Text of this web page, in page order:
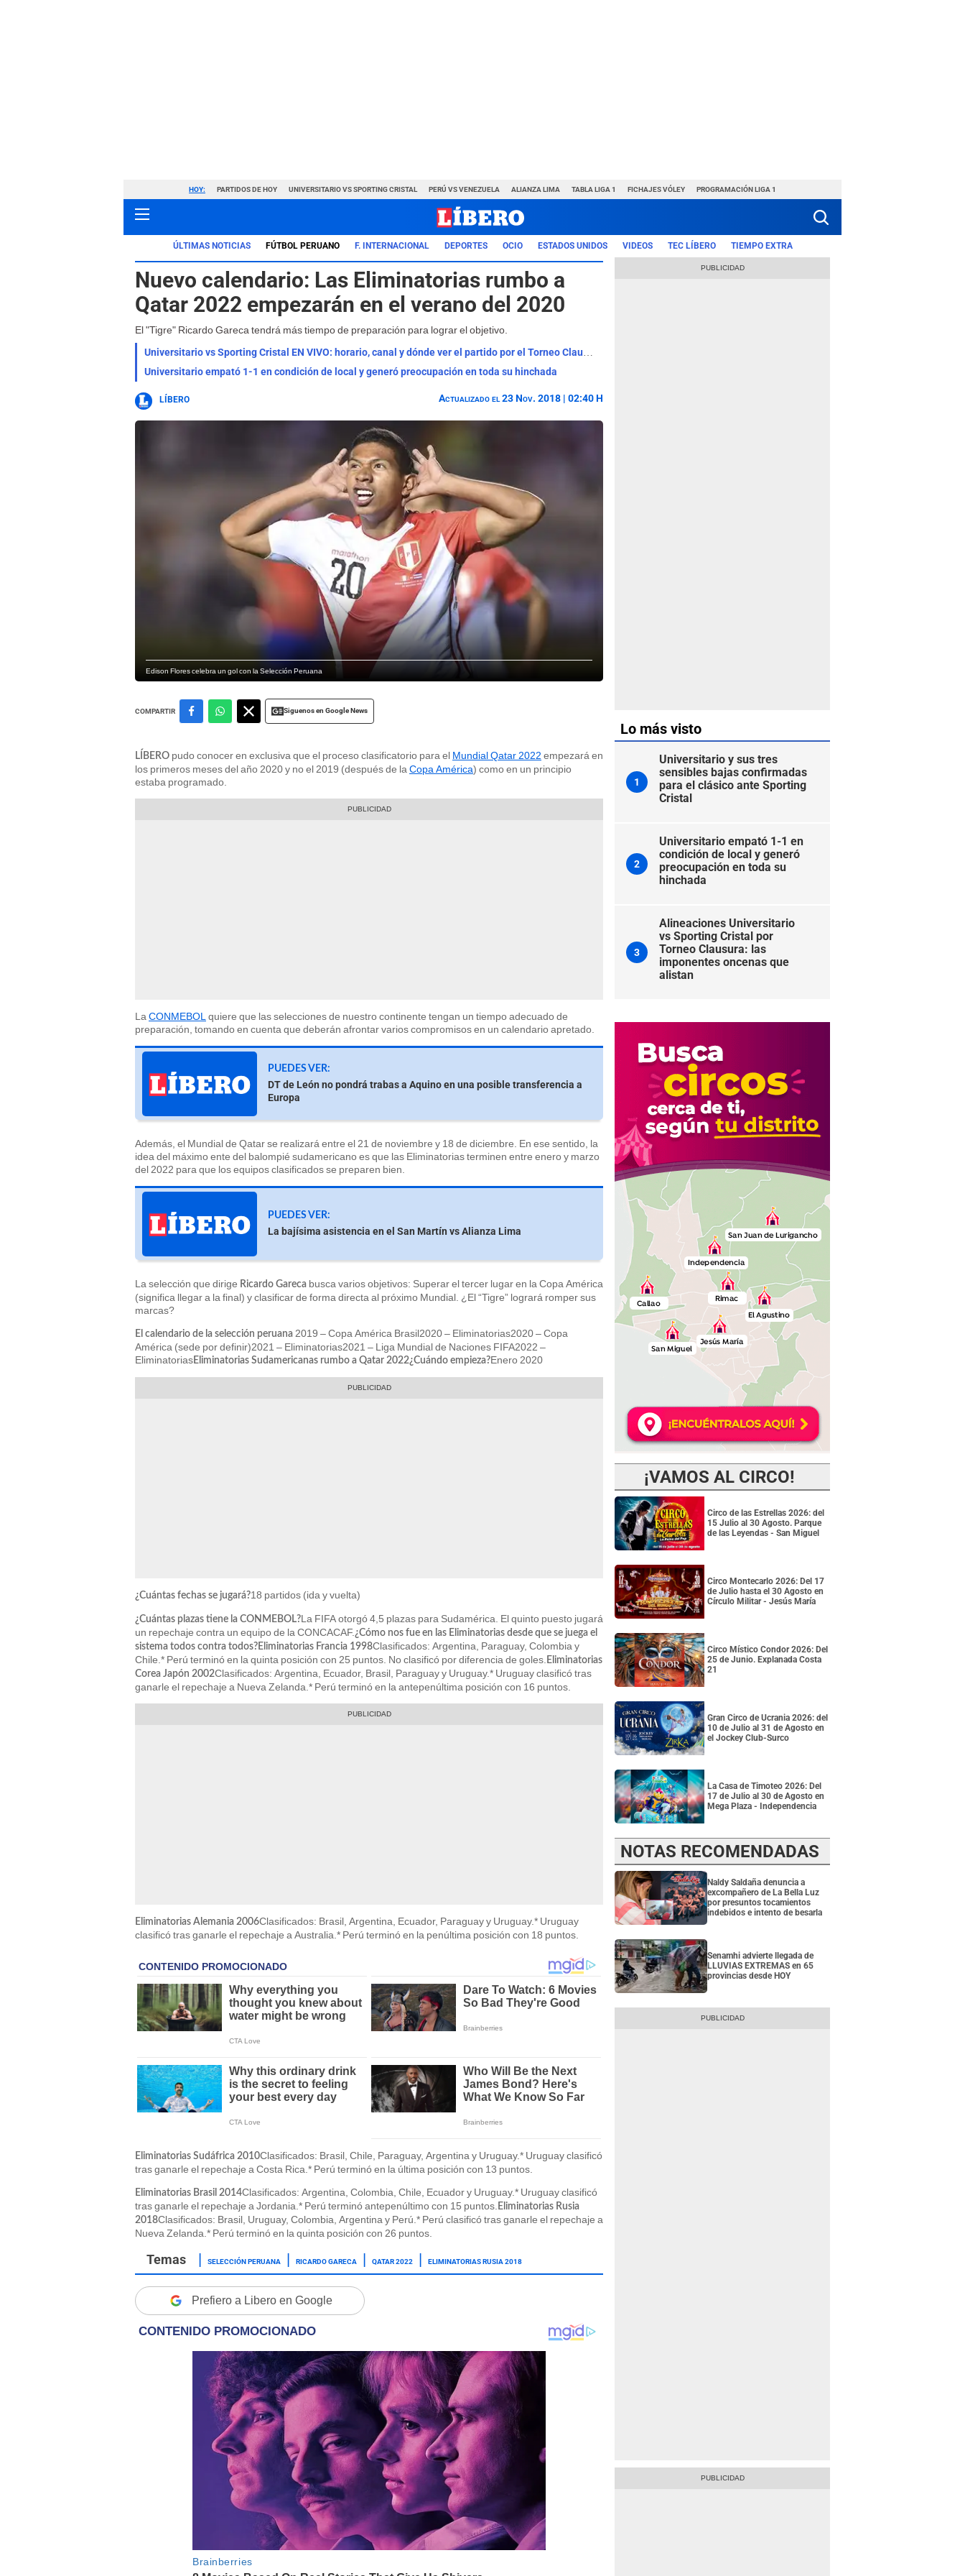
HOY: PARTIDOS DE HOY UNIVERSITARIO VS SPORTING CRISTAL PERÚ VS VENEZUELA ALIANZA LIMA TABLA LIGA 1 FICHAJES VÓLEY PROGRAMACIÓN LIGA 1
ÚLTIMAS NOTICIAS FÚTBOL PERUANO F. INTERNACIONAL DEPORTES OCIO ESTADOS UNIDOS VIDEOS TEC LÍBERO TIEMPO EXTRA
Nuevo calendario: Las Eliminatorias rumbo a
Qatar 2022 empezarán en el verano del 2020
El "Tigre" Ricardo Gareca tendrá más tiempo de preparación para lograr el objetivo.
Universitario vs Sporting Cristal EN VIVO: horario, canal y dónde ver el partido por el Torneo Clausura
Universitario empató 1-1 en condición de local y generó preocupación en toda su hinchada
LÍBERO Actualizado el 23 Nov. 2018 | 02:40 H
Edison Flores celebra un gol con la Selección Peruana
COMPARTIR Siguenos en Google News
LÍBERO pudo conocer en exclusiva que el proceso clasificatorio para el Mundial Qatar 2022 empezará en
los primeros meses del año 2020 y no el 2019 (después de la Copa América) como en un principio
estaba programado.
La CONMEBOL quiere que las selecciones de nuestro continente tengan un tiempo adecuado de
preparación, tomando en cuenta que deberán afrontar varios compromisos en un calendario apretado.
PUEDES VER:
DT de León no pondrá trabas a Aquino en una posible transferencia a
Europa
Además, el Mundial de Qatar se realizará entre el 21 de noviembre y 18 de diciembre. En ese sentido, la
idea del máximo ente del balompié sudamericano es que las Eliminatorias terminen entre enero y marzo
del 2022 para que los equipos clasificados se preparen bien.
PUEDES VER:
La bajísima asistencia en el San Martín vs Alianza Lima
La selección que dirige Ricardo Gareca busca varios objetivos: Superar el tercer lugar en la Copa América
(significa llegar a la final) y clasificar de forma directa al próximo Mundial. ¿El “Tigre” logrará romper sus
marcas?
El calendario de la selección peruana 2019 – Copa América Brasil2020 – Eliminatorias2020 – Copa
América (sede por definir)2021 – Eliminatorias2021 – Liga Mundial de Naciones FIFA2022 –
Eliminatorias Eliminatorias Sudamericanas rumbo a Qatar 2022¿Cuándo empieza?Enero 2020
¿Cuántas fechas se jugará?18 partidos (ida y vuelta)
¿Cuántas plazas tiene la CONMEBOL?La FIFA otorgó 4,5 plazas para Sudamérica. El quinto puesto jugará
un repechaje contra un equipo de la CONCACAF. ¿Cómo nos fue en las Eliminatorias desde que se juega el
sistema todos contra todos?Eliminatorias Francia 1998Clasificados: Argentina, Paraguay, Colombia y
Chile.* Perú terminó en la quinta posición con 25 puntos. No clasificó por diferencia de goles. Eliminatorias
Corea Japón 2002Clasificados: Argentina, Ecuador, Brasil, Paraguay y Uruguay.* Uruguay clasificó tras
ganarle el repechaje a Nueva Zelanda.* Perú terminó en la antepenúltima posición con 16 puntos.
Eliminatorias Alemania 2006Clasificados: Brasil, Argentina, Ecuador, Paraguay y Uruguay.* Uruguay
clasificó tras ganarle el repechaje a Australia.* Perú terminó en la penúltima posición con 18 puntos.
Eliminatorias Sudáfrica 2010Clasificados: Brasil, Chile, Paraguay, Argentina y Uruguay.* Uruguay clasificó
tras ganarle el repechaje a Costa Rica.* Perú terminó en la última posición con 13 puntos.
Eliminatorias Brasil 2014Clasificados: Argentina, Colombia, Chile, Ecuador y Uruguay.* Uruguay clasificó
tras ganarle el repechaje a Jordania.* Perú terminó antepenúltimo con 15 puntos. Eliminatorias Rusia
2018Clasificados: Brasil, Uruguay, Colombia, Argentina y Perú.* Perú clasificó tras ganarle el repechaje a
Nueva Zelanda.* Perú terminó en la quinta posición con 26 puntos.
SELECCIÓN PERUANA RICARDO GARECA QATAR 2022 ELIMINATORIAS RUSIA 2018
Prefiero a Libero en Google
Lo más visto
1
Universitario y sus tres
sensibles bajas confirmadas
para el clásico ante Sporting
Cristal
2
Universitario empató 1-1 en
condición de local y generó
preocupación en toda su
hinchada
3
Alineaciones Universitario
vs Sporting Cristal por
Torneo Clausura: las
imponentes oncenas que
alistan
¡VAMOS AL CIRCO!
Circo de las Estrellas 2026: del
15 Julio al 30 Agosto. Parque
de las Leyendas - San Miguel
Circo Montecarlo 2026: Del 17
de Julio hasta el 30 Agosto en
Círculo Militar - Jesús María
Circo Místico Condor 2026: Del
25 de Junio. Explanada Costa
21
Gran Circo de Ucrania 2026: del
10 de Julio al 31 de Agosto en
el Jockey Club-Surco
La Casa de Timoteo 2026: Del
17 de Julio al 30 de Agosto en
Mega Plaza - Independencia
NOTAS RECOMENDADAS
Naldy Saldaña denuncia a
excompañero de La Bella Luz
por presuntos tocamientos
indebidos e intento de besarla
Senamhi advierte llegada de
LLUVIAS EXTREMAS en 65
provincias desde HOY